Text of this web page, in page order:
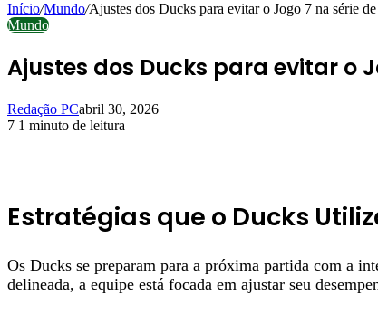
Início/Mundo/Ajustes dos Ducks para evitar o Jogo 7 na série
Mundo
Ajustes dos Ducks para evitar o
Redação PCabril 30, 2026
7 1 minuto de leitura
Estratégias que o Ducks
Os Ducks se preparam para a próxima partida com a
delineada, a equipe está focada em ajustar seu